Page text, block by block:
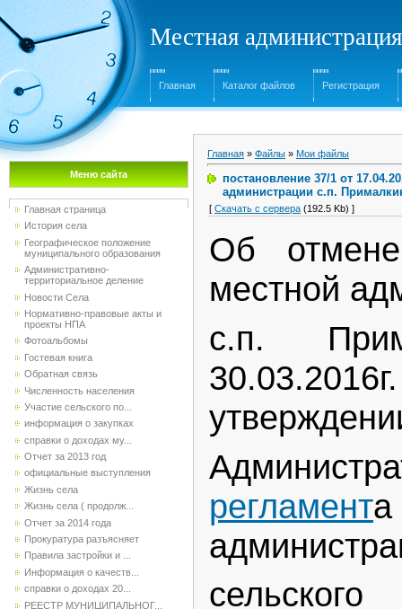
Местная
Главная Каталог файлов Регистрация
Меню сайта
Главная страница
История села
Географическое положение
муниципального образования
Административно-
территориальное деление
Новости Села
Нормативно-правовые акты и
проекты НПА
Фотоальбомы
Гостевая книга
Обратная связь
Численность населения
Участие сельского по...
информация о закупках
справки о доходах му...
Отчет за 2013 год
официальные выступления
Жизнь села
Жизнь села ( продолж...
Отчет за 2014 года
Прокуратура разъясняет
Правила застройки и ...
Информация о качеств...
справки о доходах 20...
РЕЕСТР МУНИЦИПАЛЬНОГ...
Главная » Файлы » Мои файлы
постановление 37/1 от
администрации с.п.
[ Скачать с сервера (192.5 Kb) ]
Об отмене
местной
с.п.
регламент